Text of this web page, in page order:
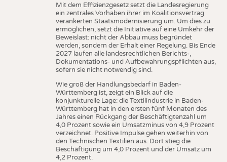
Mit dem Effizienzgesetz setzt die Landesregierung
ein zentrales Vorhaben ihrer im Koalitionsvertrag
verankerten Staatsmodernisierung um. Um dies zu
ermöglichen, setzt die Initiative auf eine Umkehr der
Beweislast: nicht der Abbau muss begründet
werden, sondern der Erhalt einer Regelung. Bis Ende
2027 laufen alle landesrechtlichen Berichts-,
Dokumentations- und Aufbewahrungspflichten aus,
sofern sie nicht notwendig sind.
Wie groß der Handlungsbedarf in Baden-
Württemberg ist, zeigt ein Blick auf die
konjunkturelle Lage: die Textilindustrie in Baden-
Württemberg hat in den ersten fünf Monaten des
Jahres einen Rückgang der Beschäftigtenzahl um
4,0 Prozent sowie ein Umsatzminus von 4,9 Prozent
verzeichnet. Positive Impulse gehen weiterhin von
den Technischen Textilien aus. Dort stieg die
Beschäftigung um 4,0 Prozent und der Umsatz um
4,2 Prozent.